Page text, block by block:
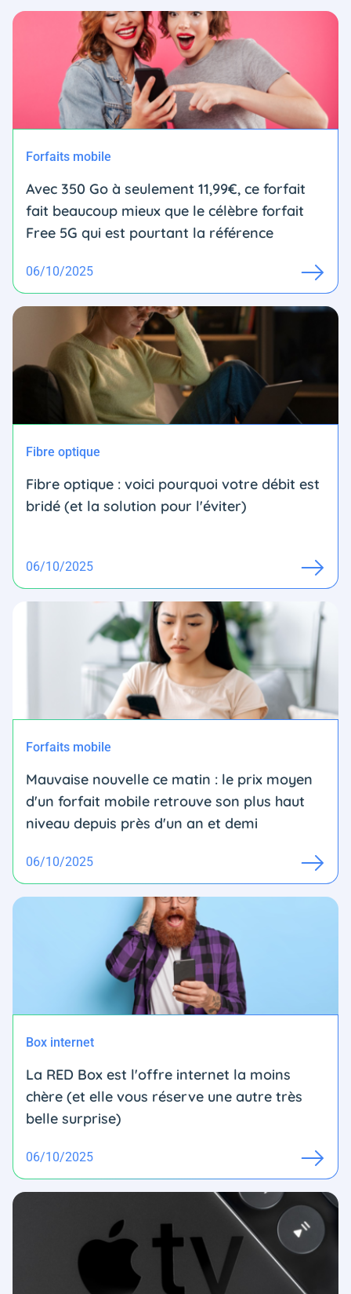
Forfaits mobile
Avec 350 Go à seulement 11,99€, ce forfait
fait beaucoup mieux que le célèbre forfait
Free 5G qui est pourtant la référence
06/10/2025
Fibre optique
Fibre optique : voici pourquoi votre débit est
bridé (et la solution pour l'éviter)
06/10/2025
Forfaits mobile
Mauvaise nouvelle ce matin : le prix moyen
d'un forfait mobile retrouve son plus haut
niveau depuis près d'un an et demi
06/10/2025
Box internet
La RED Box est l'offre internet la moins
chère (et elle vous réserve une autre très
belle surprise)
06/10/2025